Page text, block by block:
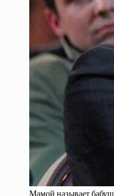
Мамой называет